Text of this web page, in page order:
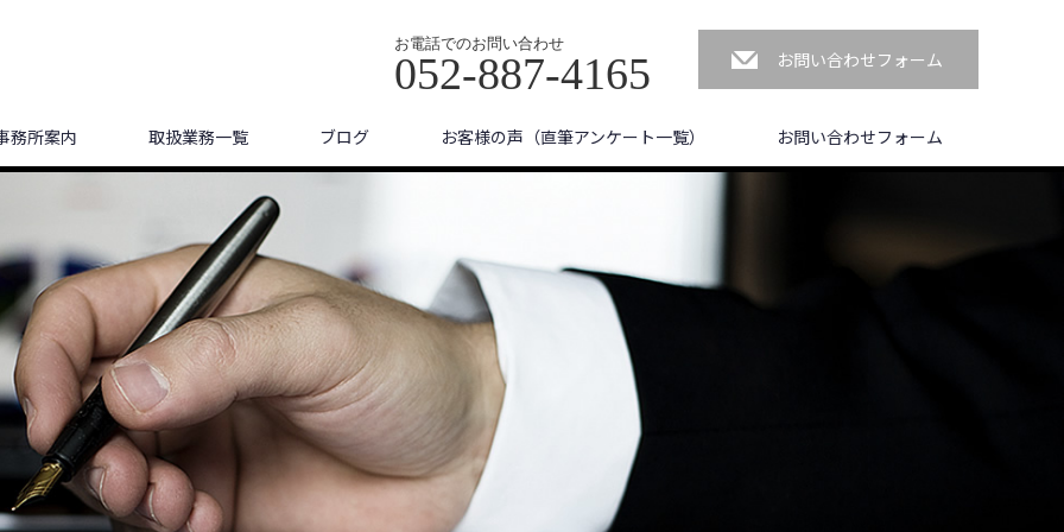
お電話でのお問い合わせ
052-887-4165 お問い合わせフォーム
務所案内 取扱業務一覧 ブログ お客様の声（直筆アンケート一覧） お問い合わせフォーム